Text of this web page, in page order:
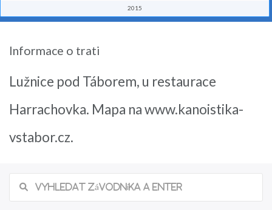
2015
Informace o trati
Lužnice pod Táborem, u restaurace
Harrachovka. Mapa na www.kanoistika-
vstabor.cz.